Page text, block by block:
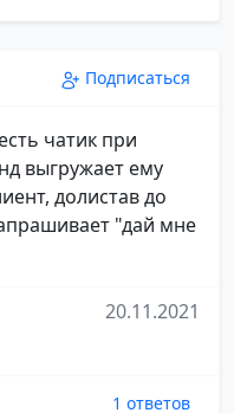
Подписаться
чатик при
выгружает ему
долистав до
"дай мне
20.11.2021
1 ответов